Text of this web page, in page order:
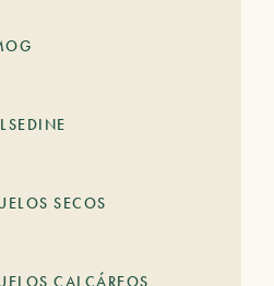
SECOS
CALCÁREOS